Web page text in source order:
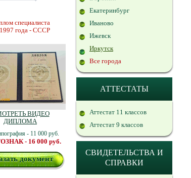
специалиста
года - СССР
ВИДЕО
ДИПЛОМА
- 11 000 руб.
- 16 000 руб.
документ
Екатеринбург
Иваново
Ижевск
Иркутск
Все города
АТТЕСТАТЫ
Аттестат 11 классов
Аттестат 9 классов
СВИДЕТЕЛЬСТВА И
СПРАВКИ